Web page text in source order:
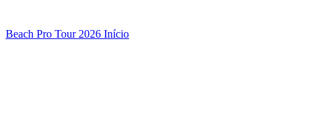
Beach Pro Tour 2026 Início